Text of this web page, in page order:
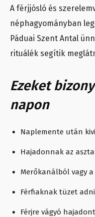
A férjjósló és
néphagyományban
Páduai Szent Antal
rituálék segítik
Ezeket
napon
Naplemente után
Hajadonnak az
Merőkanálból vagy
Férfiaknak tüzet
Férjre vágyó